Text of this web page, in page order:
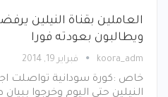
العاملين بقناة النيلين
ويطالبون بعودته فورا
koora_adm فبراير 19, 2014
خاص :كورة سودانية تواصلت
النيلين حتي اليوم وخرجوا